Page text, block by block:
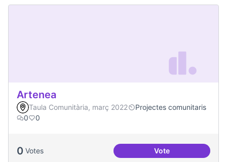
Artenea
Taula Comunitària, març 2022
Projectes comunitaris
0
0
0 Votes VoteArtenea